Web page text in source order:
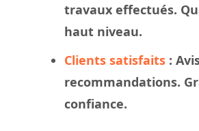
travaux effectués.
haut niveau.
Clients satisfaits :
recommandations.
confiance.